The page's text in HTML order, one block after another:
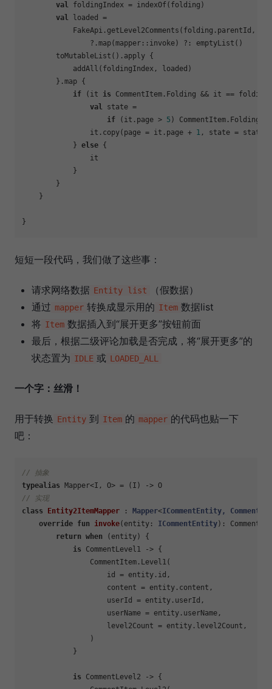
val foldingIndex = indexOf(folding)
val loaded =
FakeApi.getLevel2Comments(folding.parentId,
                ?.map(mapper::invoke) ?: emptyList()
        toMutableList().apply {
            addAll(foldingIndex, loaded)
        }.map {
if (it is CommentItem.Folding && it ==
val state =
if (it.page > 5 )
                it.copy(page = it.page +
1 , state = state)
            }
else {
                it
            }
        }
    }
短短一段代码，我们做了这些事：
请求网络数据 Entity list
（假数据）
通过 mapper 转换成显示用的 Item 数据list
将 Item 数据插入到“展开更多”按钮前面
最后，根据二级评论加载是否完成，将“展开更多”的
状态置为 IDLE 或 LOADED_ALL
一个字：丝滑！
用于转换 Entity 到 Item 的 mapper 的代码也贴一下
吧：
// 抽象
typealias
// 实现
class
Entity2ItemMapper : Mapper<ICommentEntity,
override fun invoke(entity: ICommentEntity ) :
return when (entity) {
is CommentLevel1 -> {
                CommentItem.Level1(
                    id = entity.id,
                    content = entity.content,
                    userId = entity.userId,
                    userName = entity.userName,
                    level2Count = entity.level2Count,
                )
            }
is CommentLevel2 -> {